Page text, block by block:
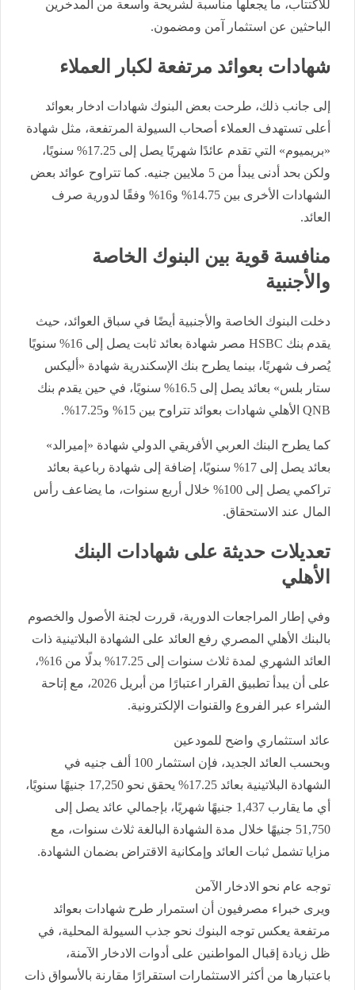
للاكتتاب، ما يجعلها مناسبة لشريحة واسعة من المدخرين
الباحثين عن استثمار آمن ومضمون.
شهادات بعوائد مرتفعة لكبار العملاء
إلى جانب ذلك، طرحت بعض البنوك شهادات ادخار بعوائد
أعلى تستهدف العملاء أصحاب السيولة المرتفعة، مثل شهادة
«بريميوم» التي تقدم عائدًا شهريًا يصل إلى 17.25% سنويًا،
ولكن بحد أدنى يبدأ من 5 ملايين جنيه. كما تتراوح عوائد بعض
الشهادات الأخرى بين 14.75% و16% وفقًا لدورية صرف
العائد.
منافسة قوية بين البنوك الخاصة
والأجنبية
دخلت البنوك الخاصة والأجنبية أيضًا في سباق العوائد، حيث
يقدم بنك HSBC مصر شهادة بعائد ثابت يصل إلى 16% سنويًا
يُصرف شهريًا، بينما يطرح بنك الإسكندرية شهادة «أليكس
ستار بلس» بعائد يصل إلى 16.5% سنويًا، في حين يقدم بنك
QNB الأهلي شهادات بعوائد تتراوح بين 15% و17.25%.
كما يطرح البنك العربي الأفريقي الدولي شهادة «إميرالد»
بعائد يصل إلى 17% سنويًا، إضافة إلى شهادة رباعية بعائد
تراكمي يصل إلى 100% خلال أربع سنوات، ما يضاعف رأس
المال عند الاستحقاق.
تعديلات حديثة على شهادات البنك
الأهلي
وفي إطار المراجعات الدورية، قررت لجنة الأصول والخصوم
بالبنك الأهلي المصري رفع العائد على الشهادة البلاتينية ذات
العائد الشهري لمدة ثلاث سنوات إلى 17.25% بدلًا من 16%،
على أن يبدأ تطبيق القرار اعتبارًا من أبريل 2026، مع إتاحة
الشراء عبر الفروع والقنوات الإلكترونية.
عائد استثماري واضح للمودعين
وبحسب العائد الجديد، فإن استثمار 100 ألف جنيه في
الشهادة البلاتينية بعائد 17.25% يحقق نحو 17,250 جنيهًا سنويًا،
أي ما يقارب 1,437 جنيهًا شهريًا، بإجمالي عائد يصل إلى
51,750 جنيهًا خلال مدة الشهادة البالغة ثلاث سنوات، مع
مزايا تشمل ثبات العائد وإمكانية الاقتراض بضمان الشهادة.
توجه عام نحو الادخار الآمن
ويرى خبراء مصرفيون أن استمرار طرح شهادات بعوائد
مرتفعة يعكس توجه البنوك نحو جذب السيولة المحلية، في
ظل زيادة إقبال المواطنين على أدوات الادخار الآمنة،
باعتبارها من أكثر الاستثمارات استقرارًا مقارنة بالأسواق ذات